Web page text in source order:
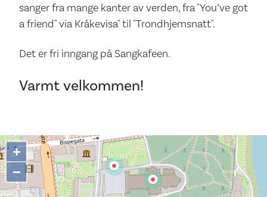
sanger fra mange kanter av verden, fra "You’ve got
a friend" via Kråkevisa" til "Trondhjemsnatt".
Det er fri inngang på Sangkafeen.
Varmt velkommen!
+
−